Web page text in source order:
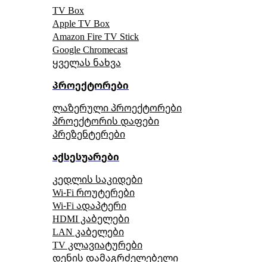
TV Box
Apple TV Box
Amazon Fire TV Stick
Google Chromecast
ყველას ნახვა
პროექტორები
ლაზერული პროექტორები
პროექტორის დაფები
პრეზენტერები
აქსესუარები
კედლის საკიდები
Wi-Fi როუტერები
Wi-Fi ადაპტერი
HDMI კაბელები
LAN კაბელები
TV კლავიატურები
დენის დამაგრძელებელი